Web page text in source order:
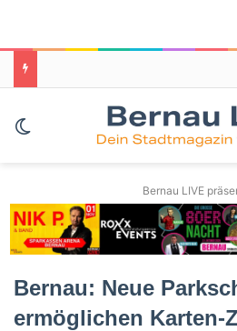
Skin umschalten
Bernau LIVE
Bernau: Neue
ermöglichen Karten-